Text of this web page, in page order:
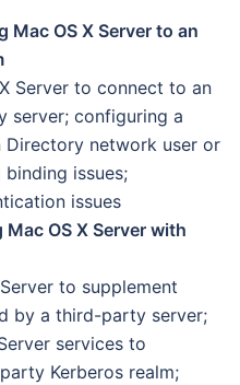
Mac OS X Server to an
Server to connect to an
server; configuring a
Directory network user or
issues;
issues
OS X Server with
to supplement
by a third-party server;
services to
Kerberos realm;